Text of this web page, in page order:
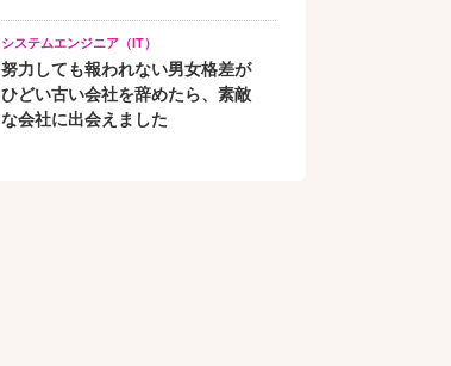
システムエンジニア（IT）
努力しても報われない男女格差が
ひどい古い会社を辞めたら、素敵
な会社に出会えました